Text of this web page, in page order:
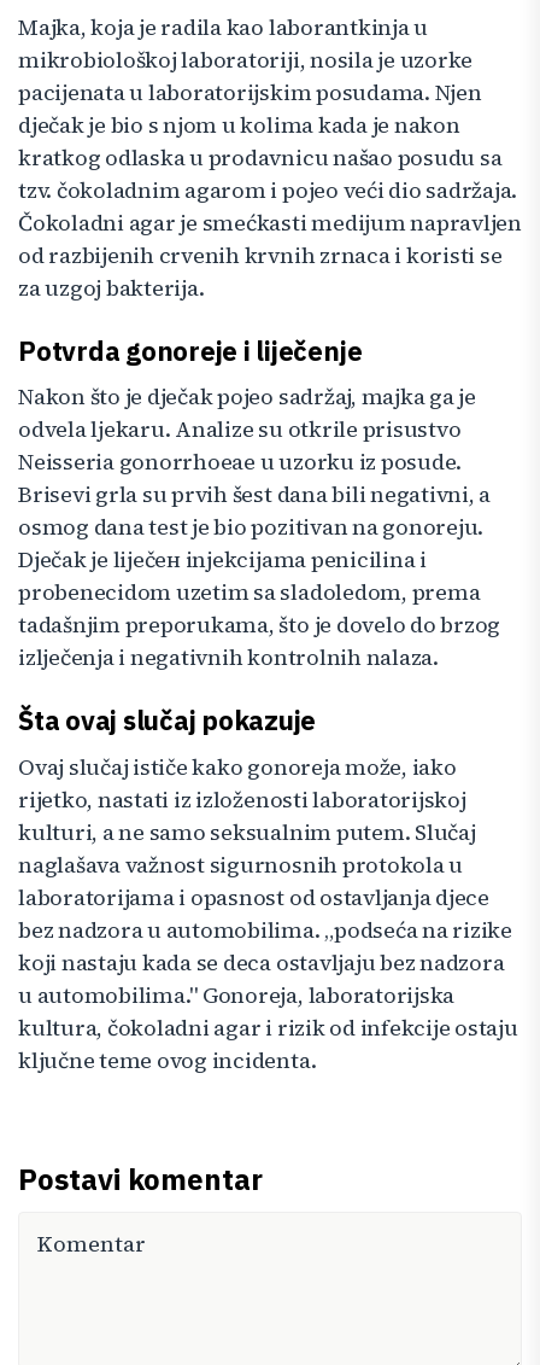
Majka, koja je radila kao laborantkinja u
mikrobiološkoj laboratoriji, nosila je uzorke
pacijenata u laboratorijskim posudama. Njen
dječak je bio s njom u kolima kada je nakon
kratkog odlaska u prodavnicu našao posudu sa
tzv. čokoladnim agarom i pojeo veći dio sadržaja.
Čokoladni agar je smećkasti medijum napravljen
od razbijenih crvenih krvnih zrnaca i koristi se
za uzgoj bakterija.
Potvrda gonoreje i liječenje
Nakon što je dječak pojeo sadržaj, majka ga je
odvela ljekaru. Analize su otkrile prisustvo
Neisseria gonorrhoeae u uzorku iz posude.
Brisevi grla su prvih šest dana bili negativni, a
osmog dana test je bio pozitivan na gonoreju.
Dječak je liječен injekcijama penicilina i
probenecidom uzetim sa sladoledom, prema
tadašnjim preporukama, što je dovelo do brzog
izlječenja i negativnih kontrolnih nalaza.
Šta ovaj slučaj pokazuje
Ovaj slučaj ističe kako gonoreja može, iako
rijetko, nastati iz izloženosti laboratorijskoj
kulturi, a ne samo seksualnim putem. Slučaj
naglašava važnost sigurnosnih protokola u
laboratorijama i opasnost od ostavljanja djece
bez nadzora u automobilima. „podseća na rizike
koji nastaju kada se deca ostavljaju bez nadzora
u automobilima." Gonoreja, laboratorijska
kultura, čokoladni agar i rizik od infekcije ostaju
ključne teme ovog incidenta.
Postavi komentar